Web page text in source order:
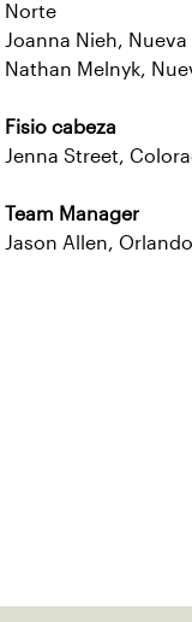
Norte
Joanna Nieh, Nueva
Nathan Melnyk,
Fisio cabeza
Jenna Street,
Team Manager
Jason Allen,